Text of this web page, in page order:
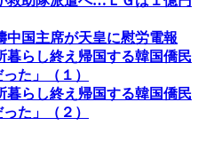
中国主席が天皇に慰労電報
暮らし終え帰国する韓国僑民
た」（１）
暮らし終え帰国する韓国僑民
た」（２）